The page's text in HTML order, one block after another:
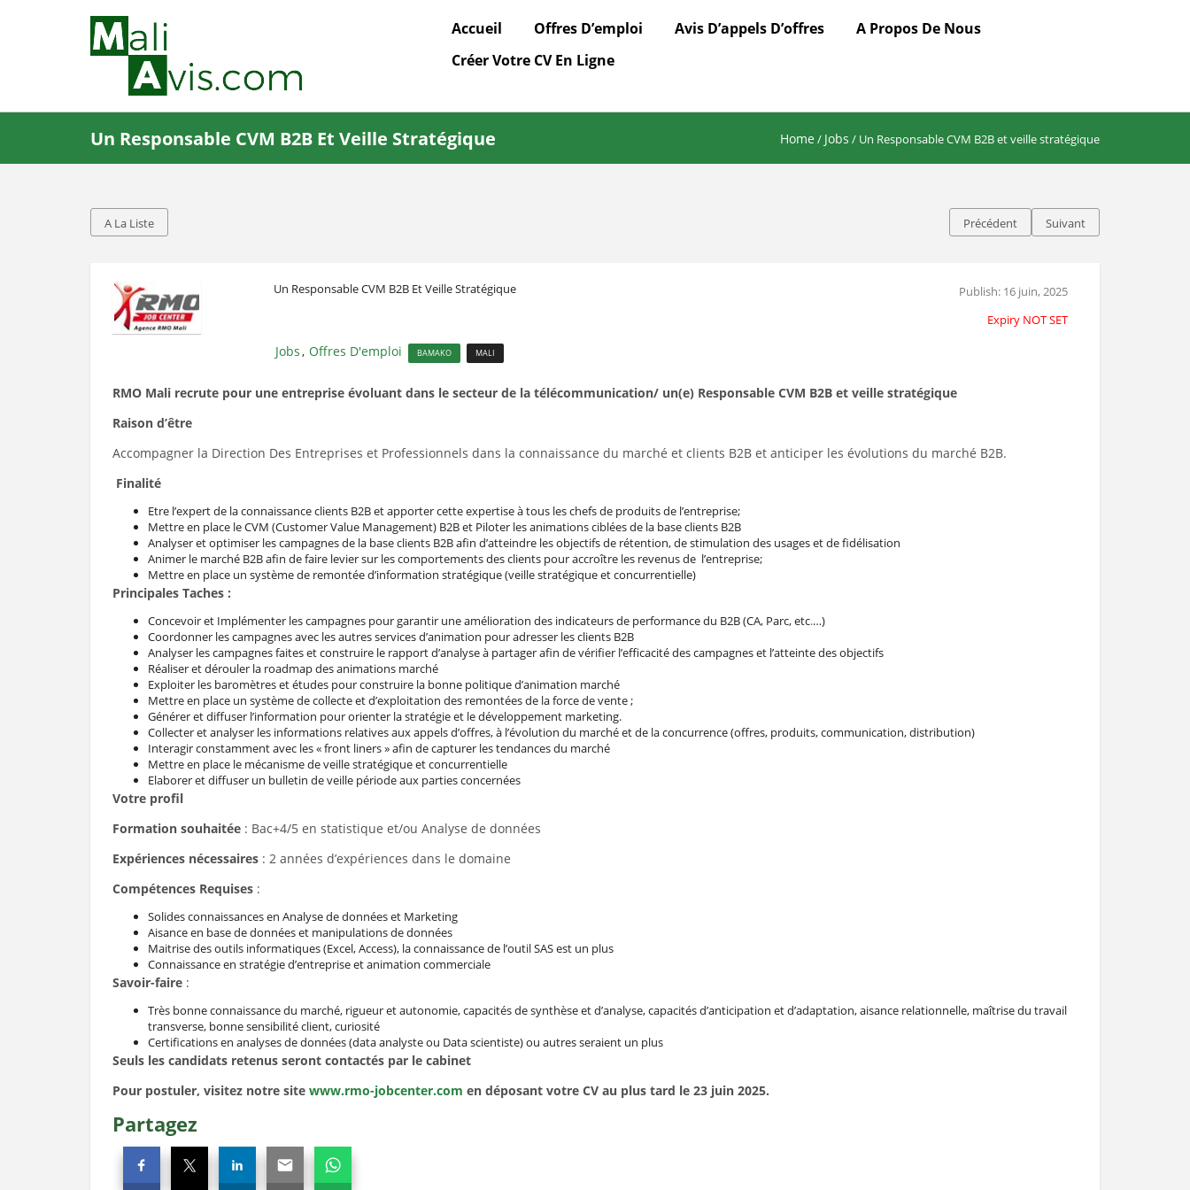
Accueil Offres D’emploi Avis D’appels D’offres
A Propos De Nous
Créer Votre CV En Ligne
Un Responsable CVM B2B Et Veille Stratégique Home / Jobs / Un Responsable CVM B2B et veille stratégique
A La Liste Précédent Suivant
Un Responsable CVM B2B Et Veille Stratégique
Publish: 16 juin, 2025
Expiry NOT SET
Jobs, Offres D'emploi BAMAKO MALI
RMO Mali recrute pour une entreprise évoluant dans le secteur de la télécommunication/ un(e) Responsable CVM B2B et veille stratégique
Raison d’être
Accompagner la Direction Des Entreprises et Professionnels dans la connaissance du marché et clients B2B et anticiper les évolutions du marché B2B.
Finalité
Etre l’expert de la connaissance clients B2B et apporter cette expertise à tous les chefs de produits de l’entreprise;
Mettre en place le CVM (Customer Value Management) B2B et Piloter les animations ciblées de la base clients B2B
Analyser et optimiser les campagnes de la base clients B2B afin d’atteindre les objectifs de rétention, de stimulation des usages et de fidélisation
Animer le marché B2B afin de faire levier sur les comportements des clients pour accroître les revenus de l’entreprise;
Mettre en place un système de remontée d’information stratégique (veille stratégique et concurrentielle)
Principales Taches :
Concevoir et Implémenter les campagnes pour garantir une amélioration des indicateurs de performance du B2B (CA, Parc, etc.…)
Coordonner les campagnes avec les autres services d’animation pour adresser les clients B2B
Analyser les campagnes faites et construire le rapport d’analyse à partager afin de vérifier l’efficacité des campagnes et l’atteinte des objectifs
Réaliser et dérouler la roadmap des animations marché
Exploiter les baromètres et études pour construire la bonne politique d’animation marché
Mettre en place un système de collecte et d’exploitation des remontées de la force de vente ;
Générer et diffuser l’information pour orienter la stratégie et le développement marketing.
Collecter et analyser les informations relatives aux appels d’offres, à l’évolution du marché et de la concurrence (offres, produits, communication, distribution)
Interagir constamment avec les « front liners » afin de capturer les tendances du marché
Mettre en place le mécanisme de veille stratégique et concurrentielle
Elaborer et diffuser un bulletin de veille période aux parties concernées
Votre profil
Formation souhaitée : Bac+4/5 en statistique et/ou Analyse de données
Expériences nécessaires : 2 années d’expériences dans le domaine
Compétences Requises :
Solides connaissances en Analyse de données et Marketing
Aisance en base de données et manipulations de données
Maitrise des outils informatiques (Excel, Access), la connaissance de l’outil SAS est un plus
Connaissance en stratégie d’entreprise et animation commerciale
Savoir-faire :
Très bonne connaissance du marché, rigueur et autonomie, capacités de synthèse et d’analyse, capacités d’anticipation et d’adaptation, aisance relationnelle, maîtrise du travail
transverse, bonne sensibilité client, curiosité
Certifications en analyses de données (data analyste ou Data scientiste) ou autres seraient un plus
Seuls les candidats retenus seront contactés par le cabinet
Pour postuler, visitez notre site www.rmo-jobcenter.com en déposant votre CV au plus tard le 23 juin 2025.
Partagez